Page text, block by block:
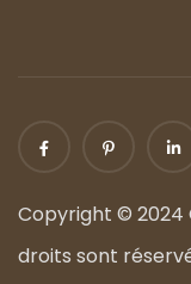
Copyright © 2024
droits sont